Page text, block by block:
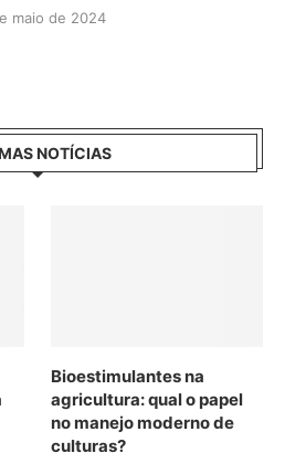
maio de 2024
NOTÍCIAS
Bioestimulantes na
agricultura: qual o papel
no manejo moderno de
culturas?